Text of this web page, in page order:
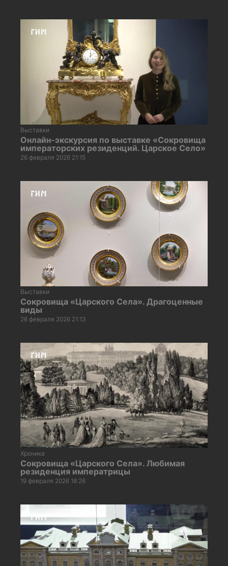
Выставки
Онлайн-экскурсия по выставке «Сокровища
императорских резиденций. Царское Село»
26 февраля 2026 21:15
Выставки
Сокровища «Царского Села». Драгоценные
виды
26 февраля 2026 21:13
Хроника
Сокровища «Царского Села». Любимая
резиденция императрицы
19 февраля 2026 18:26